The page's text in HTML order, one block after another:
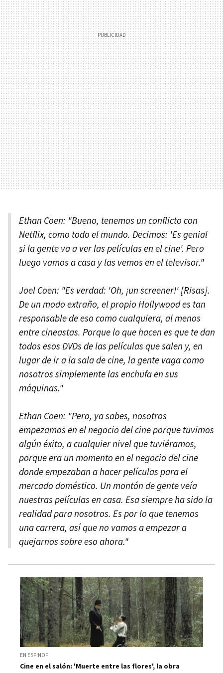
Ethan Coen: "Bueno, tenemos un conflicto con
Netflix, como todo el mundo. Decimos: 'Es genial
si la gente va a ver las películas en el cine'. Pero
luego vamos a casa y las vemos en el televisor."
Joel Coen: "Es verdad: 'Oh, ¡un screener!' [Risas].
De un modo extraño, el propio Hollywood es tan
responsable de eso como cualquiera, al menos
entre cineastas. Porque lo que hacen es que te dan
todos esos DVDs de las películas que salen y, en
lugar de ir a la sala de cine, la gente vaga como
nosotros simplemente las enchufa en sus
máquinas."
Ethan Coen: "Pero, ya sabes, nosotros
empezamos en el negocio del cine porque tuvimos
algún éxito, a cualquier nivel que tuviéramos,
porque era un momento en el negocio del cine
donde empezaban a hacer películas para el
mercado doméstico. Un montón de gente veía
nuestras películas en casa. Esa siempre ha sido la
realidad para nosotros. Es por lo que tenemos
una carrera, así que no vamos a empezar a
quejarnos sobre eso ahora."
EN ESPINOF
Cine en el salón: 'Muerte entre las flores', la obra